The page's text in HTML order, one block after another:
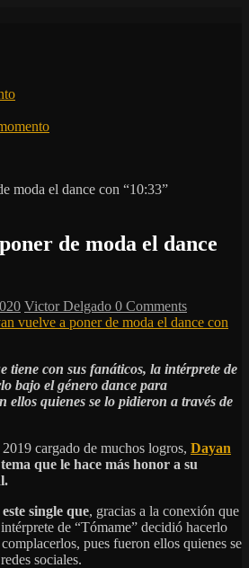
de moda el dance
Victor Delgado 0 Comments
vuelve a poner de moda el dance con
tiene con sus fanáticos, la intérprete de
bajo el género dance para
ellos quienes se lo pidieron a través de
cargado de muchos logros, Dayan
que le hace más honor a su
single que, gracias a la conexión que
de “Tómame” decidió hacerlo
pues fueron ellos quienes se
sociales.